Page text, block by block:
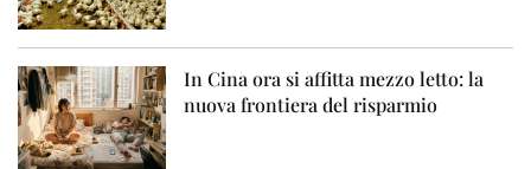
In Cina ora si affitta mezzo letto: la
nuova frontiera del risparmio